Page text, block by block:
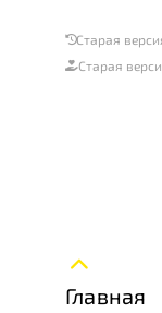
Старая
Старая
Главная